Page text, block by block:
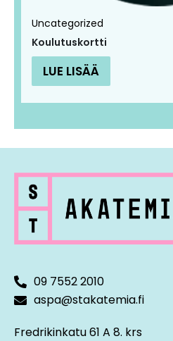
Uncategorized
Koulutuskortti
LUE LISÄÄ
09 7552 2010
aspa@stakatemia.fi
Fredrikinkatu 61 A 8. krs